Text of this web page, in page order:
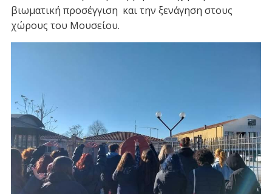
βιωματική προσέγγιση και την ξενάγηση στους
χώρους του Μουσείου.